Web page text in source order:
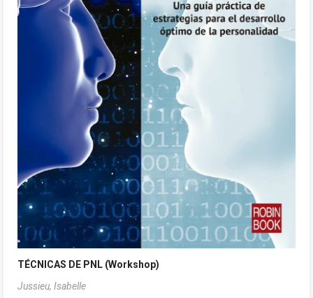
TÉCNICAS DE PNL (Workshop)
Jussieu, Isabelle